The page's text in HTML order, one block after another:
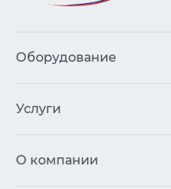
Оборудование
Услуги
О компании